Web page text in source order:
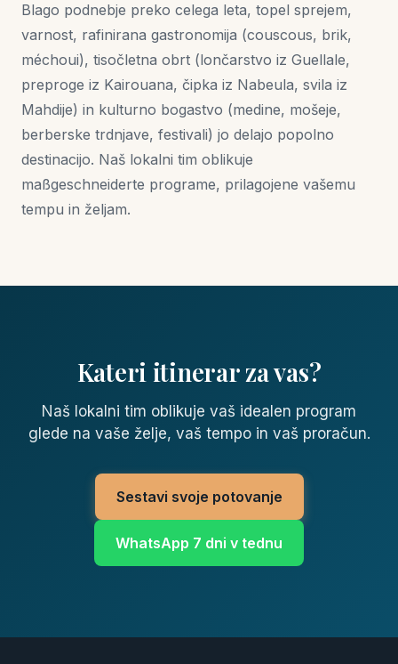
Blago podnebje preko celega leta, topel sprejem,
varnost, rafinirana gastronomija (couscous, brik,
méchoui), tisočletna obrt (lončarstvo iz Guellale,
preproge iz Kairouana, čipka iz Nabeula, svila iz
Mahdije) in kulturno bogastvo (medine, mošeje,
berberske trdnjave, festivali) jo delajo popolno
destinacijo. Naš lokalni tim oblikuje
maßgeschneiderte programe, prilagojene vašemu
tempu in željam.
Kateri itinerar za vas?
Naš lokalni tim oblikuje vaš idealen program
glede na vaše želje, vaš tempo in vaš proračun.
Sestavi svoje potovanje
WhatsApp 7 dni v tednu